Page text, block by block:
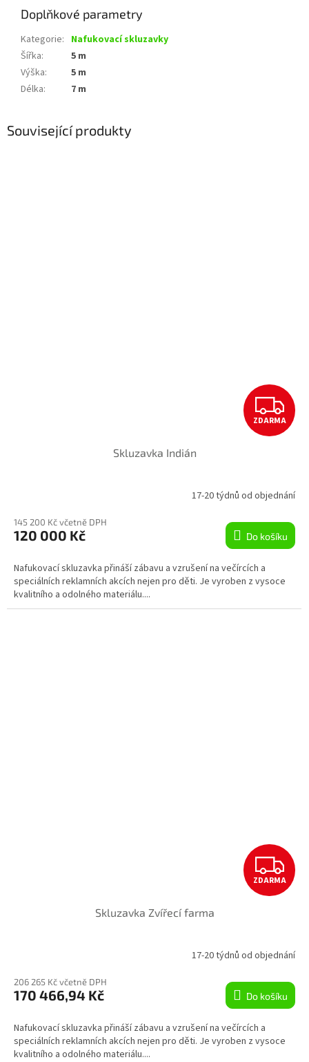
Doplňkové parametry
Kategorie: Nafukovací skluzavky
Šířka:
5 m
Výška:
5 m
Délka: 7 m
Související produkty
Z
D
R
M
A
ZDARMA
Skluzavka Indián
17-20 týdnů od objednání
145 200 Kč včetně DPH
120 000 Kč Do košíku
Nafukovací skluzavka přináší zábavu a vzrušení na večírcích a
speciálních reklamních akcích nejen pro děti. Je vyroben z vysoce
kvalitního a odolného materiálu....
Z
D
R
M
A
ZDARMA
Skluzavka Zvířecí farma
17-20 týdnů od objednání
206 265 Kč včetně DPH
170 466,94 Kč Do košíku
Nafukovací skluzavka přináší zábavu a vzrušení na večírcích a
speciálních reklamních akcích nejen pro děti. Je vyroben z vysoce
kvalitního a odolného materiálu....